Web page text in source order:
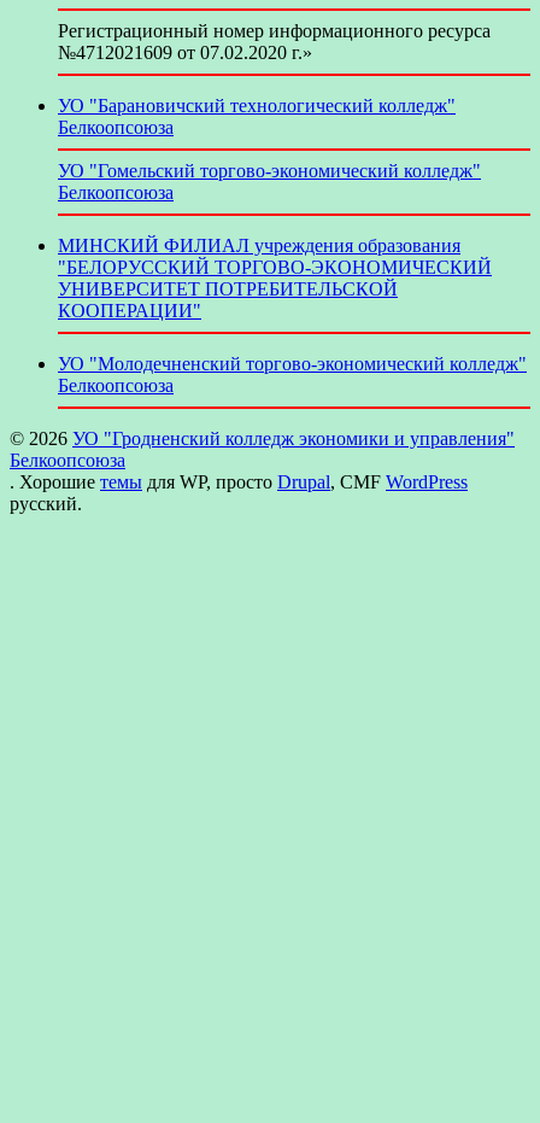
Регистрационный номер информационного ресурса
№4712021609 от 07.02.2020 г.»
УО "Барановичский технологический колледж"
Белкоопсоюза
УО "Гомельский торгово-экономический колледж"
Белкоопсоюза
МИНСКИЙ ФИЛИАЛ учреждения образования
"БЕЛОРУССКИЙ ТОРГОВО-ЭКОНОМИЧЕСКИЙ
УНИВЕРСИТЕТ ПОТРЕБИТЕЛЬСКОЙ
КООПЕРАЦИИ"
УО "Молодечненский торгово-экономический колледж"
Белкоопсоюза
© 2026 УО "Гродненский колледж экономики и управления"
Белкоопсоюза
. Хорошие темы для WP, просто Drupal, CMF WordPress
русский.